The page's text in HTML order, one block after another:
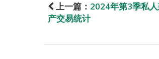
上一篇： 2024年第3季私
产交易统计